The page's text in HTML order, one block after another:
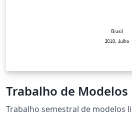
Trabalho de Modelos
Trabalho semestral de modelos